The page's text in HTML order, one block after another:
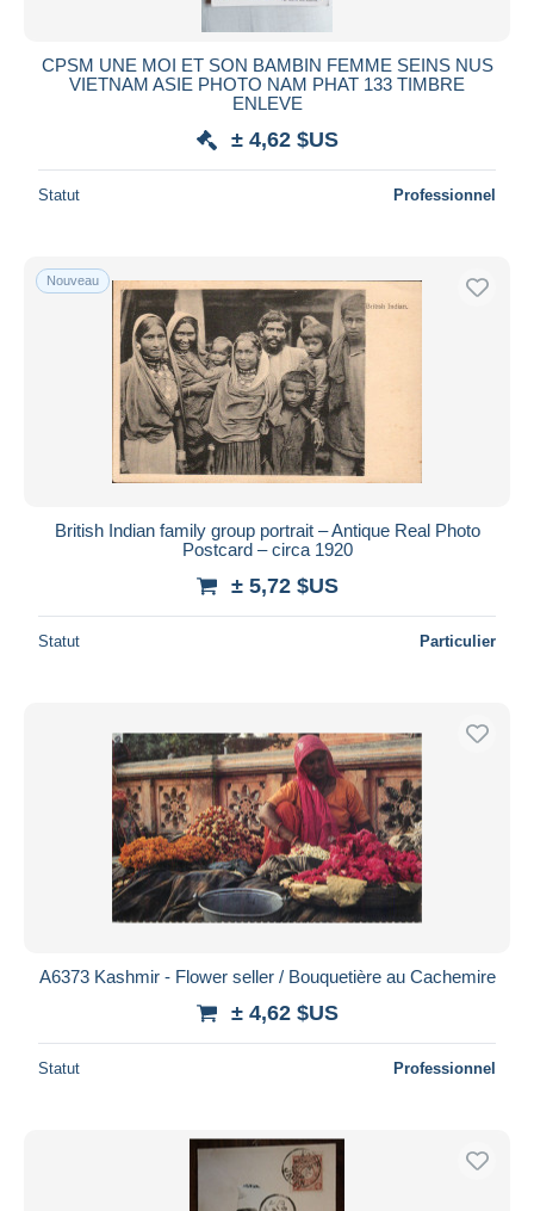
CPSM UNE MOI ET SON BAMBIN FEMME SEINS NUS
VIETNAM ASIE PHOTO NAM PHAT 133 TIMBRE
ENLEVE
± 4,62 $US
Statut Professionnel
Nouveau
British Indian family group portrait – Antique Real Photo
Postcard – circa 1920
± 5,72 $US
Statut Particulier
A6373 Kashmir - Flower seller / Bouquetière au Cachemire
± 4,62 $US
Statut Professionnel